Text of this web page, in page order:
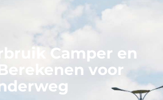
Camper en
voor